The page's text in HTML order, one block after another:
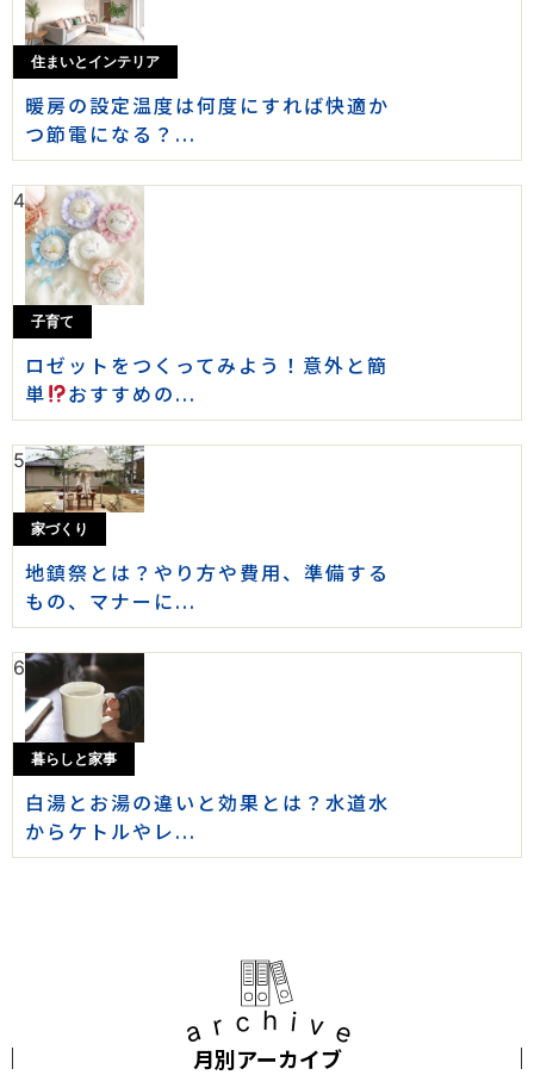
住まいとインテリア
暖房の設定温度は何度にすれば快適か
つ節電になる？...
4
子育て
ロゼットをつくってみよう！意外と簡
単
おすすめの...
5
家づくり
地鎮祭とは？やり方や費用、準備する
もの、マナーに...
6
暮らしと家事
白湯とお湯の違いと効果とは？水道水
からケトルやレ...
archive
月別アーカイブ